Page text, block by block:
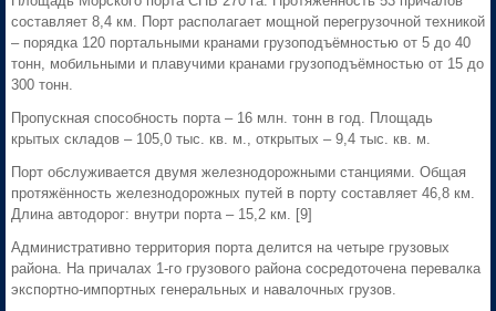
составляет 8,4 км. Порт располагает мощной перегрузочной техникой
– порядка 120 портальными кранами грузоподъёмностью от 5 до 40
тонн, мобильными и плавучими кранами грузоподъёмностью от 15 до
300 тонн.
Пропускная способность порта – 16 млн. тонн в год. Площадь
крытых складов – 105,0 тыс. кв. м., открытых – 9,4 тыс. кв. м.
Порт обслуживается двумя железнодорожными станциями. Общая
протяжённость железнодорожных путей в порту составляет 46,8 км.
Длина автодорог: внутри порта – 15,2 км. [9]
Административно территория порта делится на четыре грузовых
района. На причалах 1-го грузового района сосредоточена перевалка
экспортно-импортных генеральных и навалочных грузов.